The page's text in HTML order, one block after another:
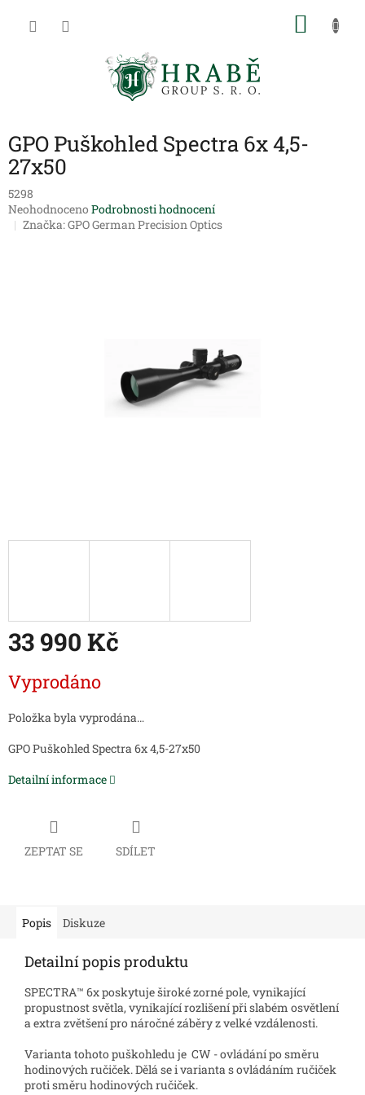
GPO Puškohled Spectra 6x 4,5-
27x50
5298
Průměrné
hodnocení
Neohodnoceno Podrobnosti hodnocení
Značka:GPO German Precision Optics
33 990 Kč
cena:
Vyprodáno
Položka byla vyprodána…
GPO Puškohled Spectra 6x 4,5-27x50
Detailní informace
ZEPTAT SE SDÍLET
Popis Diskuze
Detailní popis produktu
SPECTRA™ 6x poskytuje široké zorné pole, vynikající
propustnost světla, vynikající rozlišení při slabém osvětlení
a extra zvětšení pro náročné záběry z velké vzdálenosti.
Varianta tohoto puškohledu je CW - ovládání po směru
hodinových ručiček. Dělá se i varianta s ovládáním ručiček
proti směru hodinových ručiček.